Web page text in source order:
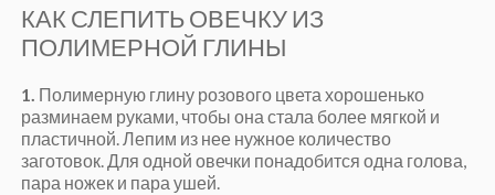
КАК СЛЕПИТЬ ОВЕЧКУ ИЗ
ПОЛИМЕРНОЙ ГЛИНЫ
1. Полимерную глину розового цвета хорошенько
разминаем руками, чтобы она стала более мягкой и
пластичной. Лепим из нее нужное количество
заготовок. Для одной овечки понадобится одна голова,
пара ножек и пара ушей.